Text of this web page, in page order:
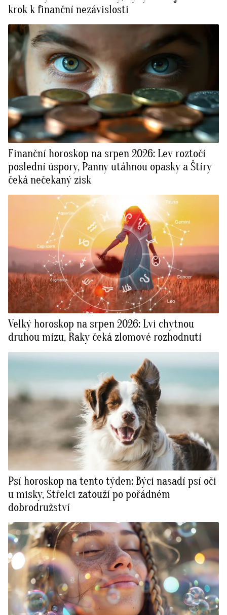
krok k finanční nezávislosti
Finanční horoskop na srpen 2026: Lev roztočí
poslední úspory, Panny utáhnou opasky a Štíry
čeká nečekaný zisk
Velký horoskop na srpen 2026: Lvi chytnou
druhou mízu, Raky čeká zlomové rozhodnutí
Psí horoskop na tento týden: Býci nasadí psí oči
u misky, Střelci zatouží po pořádném
dobrodružství